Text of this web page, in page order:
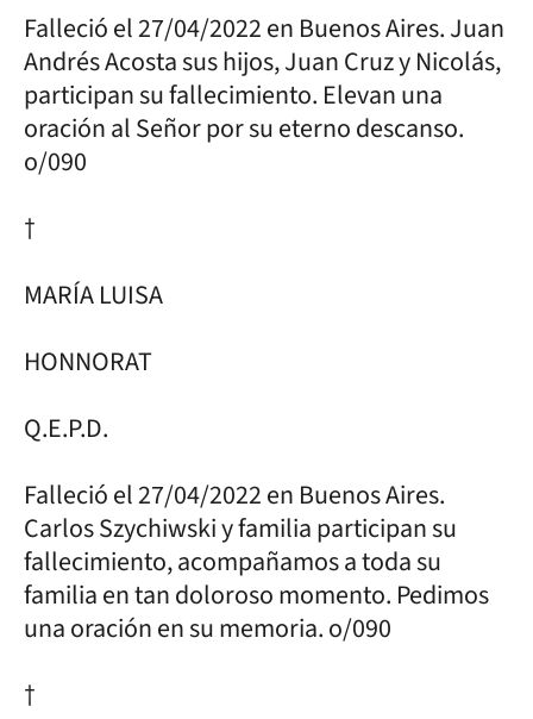
Falleció el 27/04/2022 en Buenos Aires. Juan
Andrés Acosta sus hijos, Juan Cruz y Nicolás,
participan su fallecimiento. Elevan una
oración al Señor por su eterno descanso.
o/090
†
MARÍA LUISA
HONNORAT
Q.E.P.D.
Falleció el 27/04/2022 en Buenos Aires.
Carlos Szychiwski y familia participan su
fallecimiento, acompañamos a toda su
familia en tan doloroso momento. Pedimos
una oración en su memoria. o/090
†